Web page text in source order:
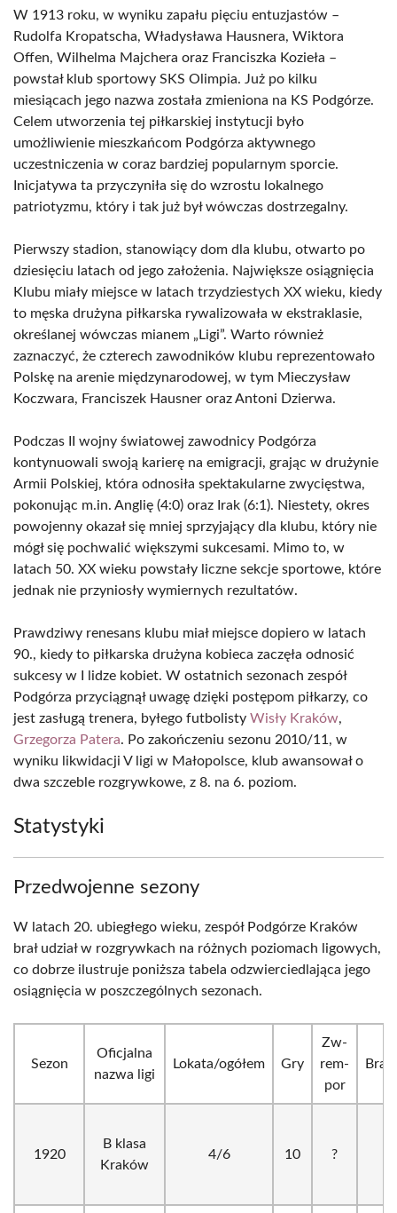
W 1913 roku, w wyniku zapału pięciu entuzjastów –
Rudolfa Kropatscha, Władysława Hausnera, Wiktora
Offen, Wilhelma Majchera oraz Franciszka Kozieła –
powstał klub sportowy SKS Olimpia. Już po kilku
miesiącach jego nazwa została zmieniona na KS Podgórze.
Celem utworzenia tej piłkarskiej instytucji było
umożliwienie mieszkańcom Podgórza aktywnego
uczestniczenia w coraz bardziej popularnym sporcie.
Inicjatywa ta przyczyniła się do wzrostu lokalnego
patriotyzmu, który i tak już był wówczas dostrzegalny.
Pierwszy stadion, stanowiący dom dla klubu, otwarto po
dziesięciu latach od jego założenia. Największe osiągnięcia
Klubu miały miejsce w latach trzydziestych XX wieku, kiedy
to męska drużyna piłkarska rywalizowała w ekstraklasie,
określanej wówczas mianem „Ligi”. Warto również
zaznaczyć, że czterech zawodników klubu reprezentowało
Polskę na arenie międzynarodowej, w tym Mieczysław
Koczwara, Franciszek Hausner oraz Antoni Dzierwa.
Podczas II wojny światowej zawodnicy Podgórza
kontynuowali swoją karierę na emigracji, grając w drużynie
Armii Polskiej, która odnosiła spektakularne zwycięstwa,
pokonując m.in. Anglię (4:0) oraz Irak (6:1). Niestety, okres
powojenny okazał się mniej sprzyjający dla klubu, który nie
mógł się pochwalić większymi sukcesami. Mimo to, w
latach 50. XX wieku powstały liczne sekcje sportowe, które
jednak nie przyniosły wymiernych rezultatów.
Prawdziwy renesans klubu miał miejsce dopiero w latach
90., kiedy to piłkarska drużyna kobieca zaczęła odnosić
sukcesy w I lidze kobiet. W ostatnich sezonach zespół
Podgórza przyciągnął uwagę dzięki postępom piłkarzy, co
jest zasługą trenera, byłego futbolisty Wisły Kraków,
Grzegorza Patera. Po zakończeniu sezonu 2010/11, w
wyniku likwidacji V ligi w Małopolsce, klub awansował o
dwa szczeble rozgrywkowe, z 8. na 6. poziom.
Statystyki
Przedwojenne sezony
W latach 20. ubiegłego wieku, zespół Podgórze Kraków
brał udział w rozgrywkach na różnych poziomach ligowych,
co dobrze ilustruje poniższa tabela odzwierciedlająca jego
osiągnięcia w poszczególnych sezonach.
Sezon
Oficjalna
nazwa ligi
Lokata/ogółem Gry
Zw-
rem-
por
1920
B klasa
Kraków
4/6 10 ?